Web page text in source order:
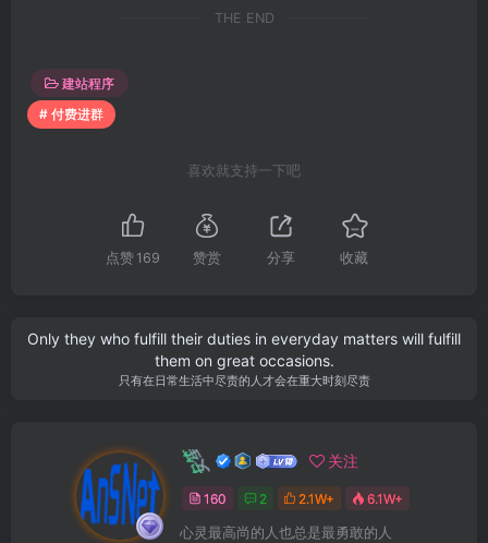
THE END
建站程序
# 付费进群
喜欢就支持一下吧
点赞 169 赞赏 分享 收藏
Only they who fulfill their duties in everyday matters will fulfill
them on great occasions.
只有在日常生活中尽责的人才会在重大时刻尽责
安笙 关注
160 2 2.1W+ 6.1W+
心灵最高尚的人也总是最勇敢的人